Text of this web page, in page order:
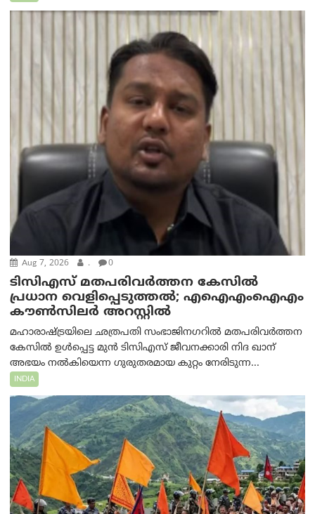
Aug 7, 2026 . 0
ടിസിഎസ് മതപരിവർത്തന കേസിൽ
പ്രധാന വെളിപ്പെടുത്തൽ; എഐഎംഐഎം
കൗൺസിലർ അറസ്റ്റിൽ
മഹാരാഷ്ട്രയിലെ ഛത്രപതി സംഭാജിനഗറിൽ മതപരിവർത്തന
കേസിൽ ഉൾപ്പെട്ട മുൻ ടിസിഎസ് ജീവനക്കാരി നിദ ഖാന്
അഭയം നൽകിയെന്ന ഗുരുതരമായ കുറ്റം നേരിടുന്ന...
INDIA